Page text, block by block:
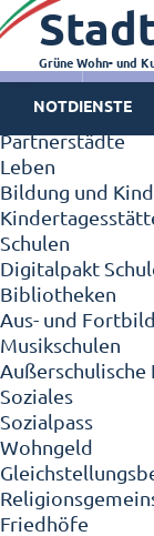
Zeitz - Die
Willkommen in
Interview mit
Zeitz - Stadt der
Ortschaften
Partnerstädte
Leben
Bildung und
Schulen
Digitalpakt
Bibliotheken
Aus- und
Musikschulen
Außerschulische
Soziales
Sozialpass
Wohngeld
Friedhöfe
Grüne Wohn- und
NOTDIENSTE